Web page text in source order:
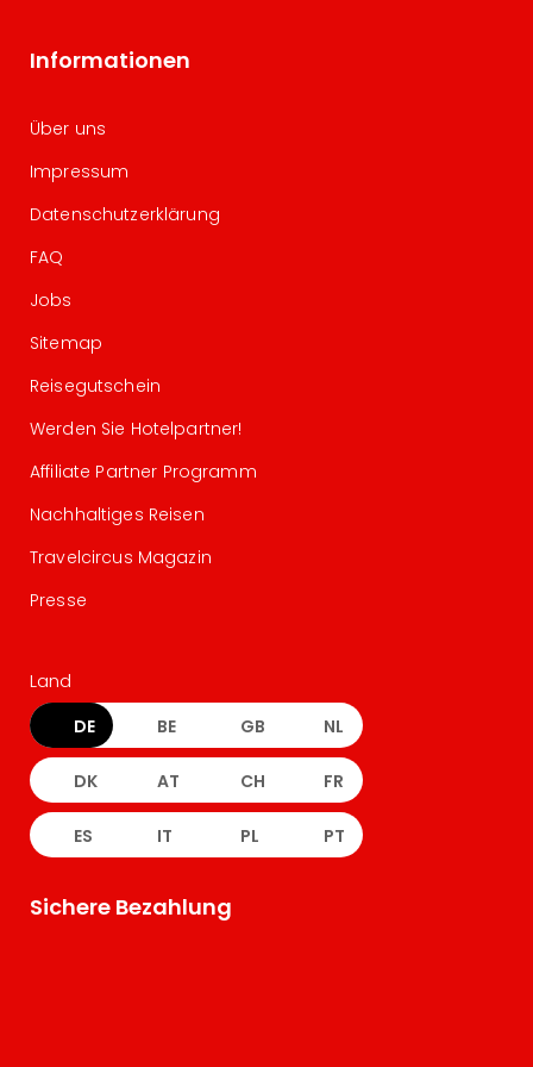
Informationen
Über uns
Impressum
Datenschutzerklärung
FAQ
Jobs
Sitemap
Reisegutschein
Werden Sie Hotelpartner!
Affiliate Partner Programm
Nachhaltiges Reisen
Travelcircus Magazin
Presse
Land
DE BE GB NL
DK AT CH FR
ES IT PL PT
Sichere Bezahlung